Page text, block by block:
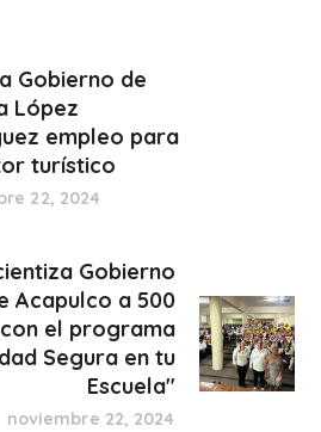
Gobierno de
López
empleo para
turístico
22, 2024
Gobierno
Acapulco a 500
el programa
Segura en tu
Escuela"
noviembre 22, 2024